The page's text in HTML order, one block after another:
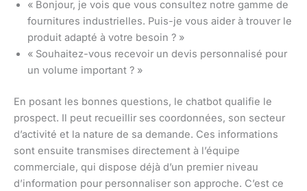
« Bonjour, je vois que vous consultez notre gamme de
fournitures industrielles. Puis-je vous aider à trouver le
produit adapté à votre besoin ? »
« Souhaitez-vous recevoir un devis personnalisé pour
un volume important ? »
En posant les bonnes questions, le chatbot qualifie le
prospect. Il peut recueillir ses coordonnées, son secteur
d’activité et la nature de sa demande. Ces informations
sont ensuite transmises directement à l’équipe
commerciale, qui dispose déjà d’un premier niveau
d’information pour personnaliser son approche. C’est ce